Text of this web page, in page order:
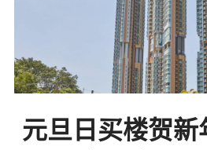
元旦日买楼贺新